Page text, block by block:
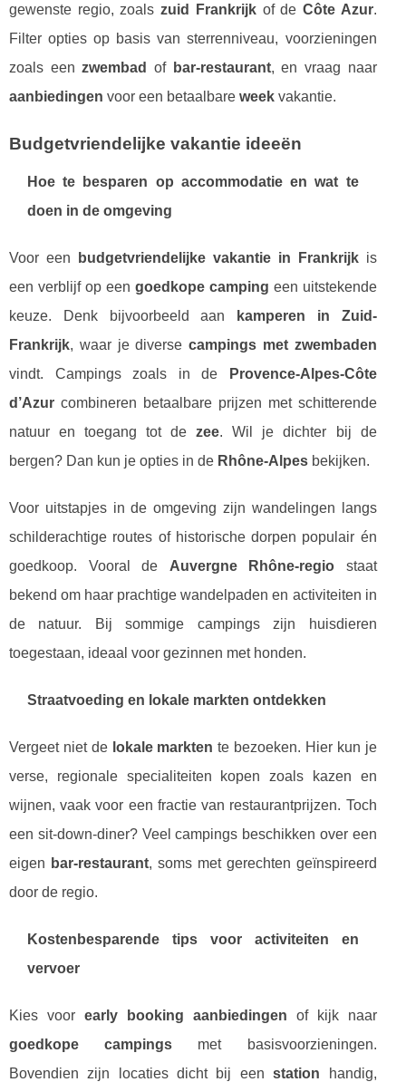
gewenste regio, zoalszuid Frankrijkof de Côte Azur.
Filter opties op basis van sterrenniveau, voorzieningen
zoals eenzwembad of bar-restaurant, en vraag naar
aanbiedingen voor een betaalbare week vakantie.
Budgetvriendelijke vakantie ideeën
Hoe te besparen op accommodatie en wat te
doen in de omgeving
Voor een budgetvriendelijke vakantie in Frankrijkis
een verblijf op een goedkope camping een uitstekende
keuze. Denk bijvoorbeeld aan
kamperen in Zuid-
Frankrijk, waar je diversecampings met zwembaden
vindt. Campings zoals in de
Provence-Alpes-Côte
d’Azur combineren betaalbare prijzen met schitterende
natuur en toegang tot dezee. Wil je dichter bij de
bergen? Dan kun je opties in de Rhône-Alpes bekijken.
Voor uitstapjes in de omgeving zijn wandelingen langs
schilderachtige routes of historische dorpen populair én
goedkoop. Vooral de Auvergne Rhône-regio staat
bekend om haar prachtige wandelpaden en activiteiten in
de natuur. Bij sommige campings zijn huisdieren
toegestaan, ideaal voor gezinnen met honden.
Straatvoeding en lokale markten ontdekken
Vergeet niet de lokale markten te bezoeken. Hier kun je
verse, regionale specialiteiten kopen zoals kazen en
wijnen, vaak voor een fractie van restaurantprijzen. Toch
een sit-down-diner? Veel campings beschikken over een
eigen bar-restaurant, soms met gerechten geïnspireerd
door de regio.
Kostenbesparende tips voor activiteiten en
vervoer
Kies voor early booking aanbiedingen of kijk naar
goedkope campings met basisvoorzieningen.
Bovendien zijn locaties dicht bij eenstation handig,